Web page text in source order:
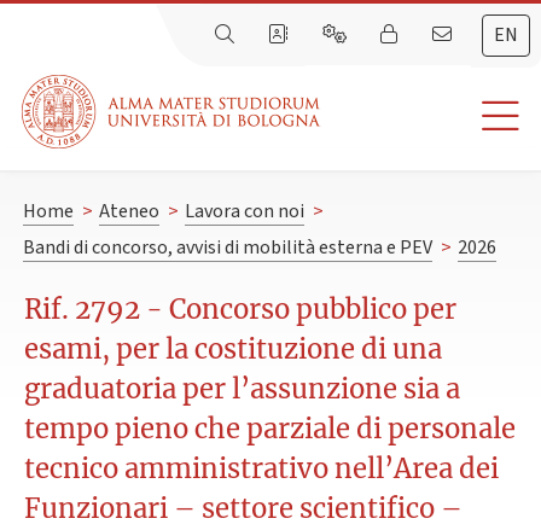
EN
Home > Ateneo > Lavora con noi >
Bandi di concorso, avvisi di mobilità esterna e PEV > 2026
Rif. 2792 - Concorso pubblico per
esami, per la costituzione di una
graduatoria per l’assunzione sia a
tempo pieno che parziale di personale
tecnico amministrativo nell’Area dei
Funzionari – settore scientifico –